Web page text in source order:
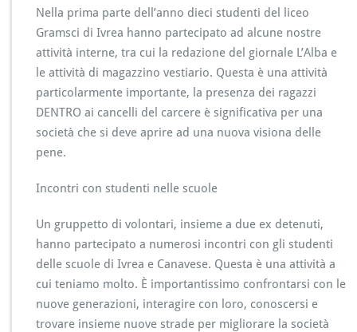
Nella prima parte dell’anno dieci studenti del liceo
Gramsci di Ivrea hanno partecipato ad alcune nostre
attività interne, tra cui la redazione del giornale L’Alba e
le attività di magazzino vestiario. Questa è una attività
particolarmente importante, la presenza dei ragazzi
DENTRO ai cancelli del carcere è significativa per una
società che si deve aprire ad una nuova visiona delle
pene.
Incontri con studenti nelle scuole
Un gruppetto di volontari, insieme a due ex detenuti,
hanno partecipato a numerosi incontri con gli studenti
delle scuole di Ivrea e Canavese. Questa è una attività a
cui teniamo molto. È importantissimo confrontarsi con le
nuove generazioni, interagire con loro, conoscersi e
trovare insieme nuove strade per migliorare la società